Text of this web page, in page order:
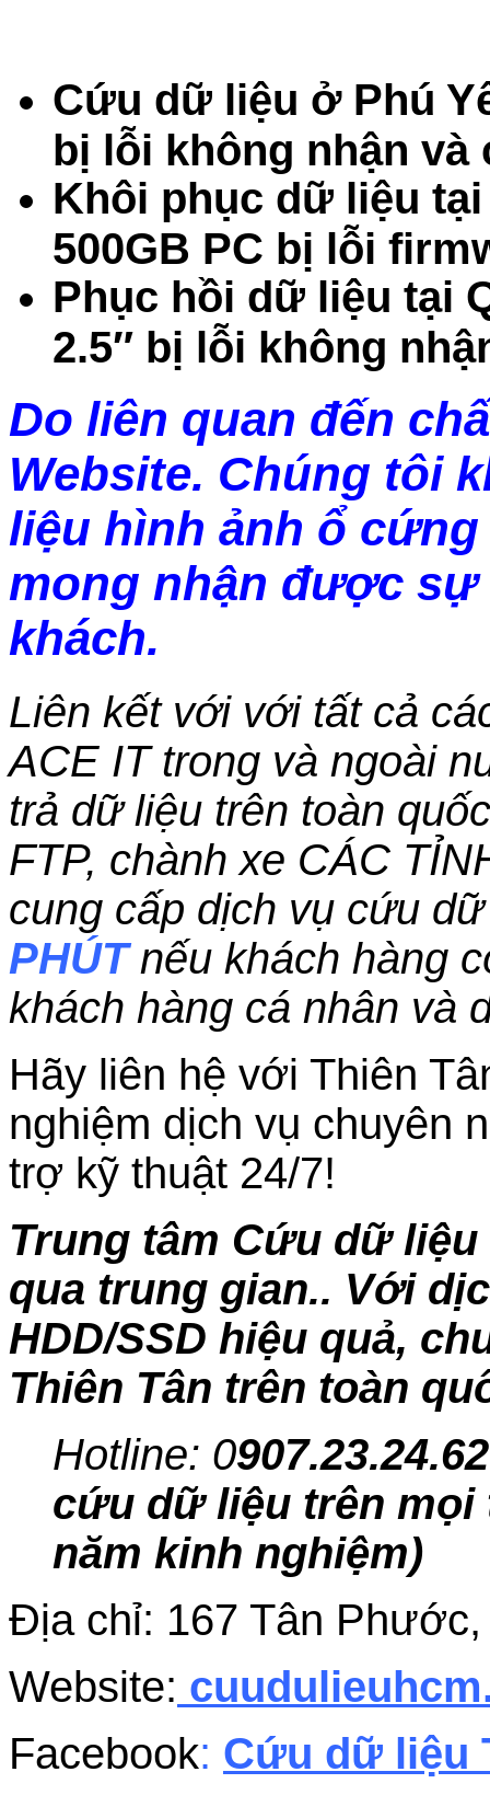
Cứu dữ liệu ở Phú
bị lỗi không nhận và
Khôi phục dữ liệu
500GB PC bị lỗi
Phục hồi dữ liệu tại
2.5″ bị lỗi không
Do liên quan đến
Website. Chúng tôi
liệu hình ảnh ổ
mong nhận được
khách.
Liên kết với với tất cả
ACE IT trong và ngoài
trả dữ liệu trên toàn
FTP, chành xe CÁC
cung cấp dịch vụ cứu
PHÚTnếu khách hàng
khách hàng cá nhân và
Hãy liên hệ với Thiên
nghiệm dịch vụ chuyên
trợ kỹ thuật 24/7!
Trung tâm Cứu dữ
qua trung gian.. Với
HDD/SSD hiệu quả,
Thiên Tân trên toàn
Hotline: 0
cứu dữ liệu trên
năm kinh nghiệm)
Địa chỉ: 167 Tân
Website:
Facebook: Cứu dữ liệu